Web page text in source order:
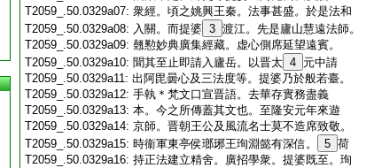
T2059_.50.0329a07: 衆經。頃之姚興王秦。法事甚盛。於是法和
T2059_.50.0329a08: 入關。而提婆 3 渡江。先是廬山慧遠法師。
T2059_.50.0329a09: 翹懃妙典廣集經藏。虚心側席延望遠賓。
T2059_.50.0329a10: 聞其至止即請入廬岳。以晋太 4 元中請
T2059_.50.0329a11: 出阿毘曇心及三法度等。提婆乃於般若臺。
T2059_.50.0329a12: 手執＊梵文口宣晋語。去華存實務盡義
T2059_.50.0329a13: 本。今之所傳蓋其文也。至隆安元年來遊
T2059_.50.0329a14: 京師。晋朝王公及風流名士莫不造席致敬。
T2059_.50.0329a15: 時衞軍東亭侯瑯琊王珣淵懿有深信。 5 荷
T2059_.50.0329a16: 持正法建立精舍。廣招學衆。提婆既至。珣